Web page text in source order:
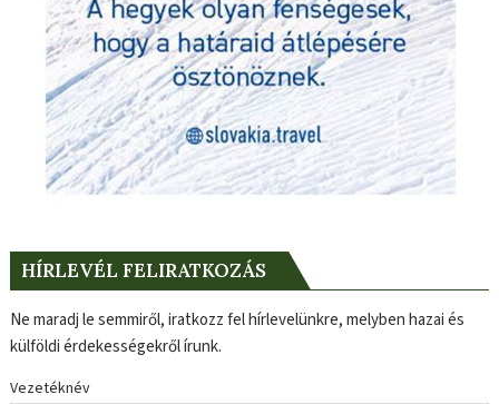
HÍRLEVÉL FELIRATKOZÁS
Ne maradj le semmiről, iratkozz fel hírlevelünkre, melyben hazai és
külföldi érdekességekről írunk.
Vezetéknév